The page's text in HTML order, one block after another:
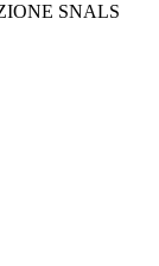
SNALS